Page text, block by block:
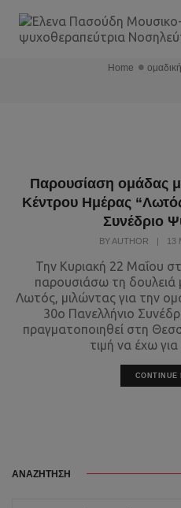
ομαδική
Home
Παρουσίαση ομάδας
Κέντρου Ημέρας
Συνέδριο
BY AUTHOR | 13
Την Κυριακή 22 Μαΐου
παρουσιάσω τη
Λωτός, μιλώντας για την
30ο Πανελλήνιο
πραγματοποιηθεί στη
τιμή να έχω
CONTINUE
ΑΝΑΖΗΤΗΣΗ